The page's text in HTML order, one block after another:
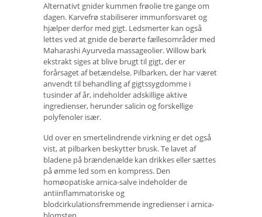
Alternativt gnider kummen frøolie tre gange om
dagen. Karvefrø stabiliserer immunforsvaret og
hjælper derfor med gigt. Ledsmerter kan også
lettes ved at gnide de berørte fællesområder med
Maharashi Ayurveda massageolier. Willow bark
ekstrakt siges at blive brugt til gigt, der er
forårsaget af betændelse. Pilbarken, der har været
anvendt til behandling af gigtssygdomme i
tusinder af år, indeholder adskillige aktive
ingredienser, herunder salicin og forskellige
polyfenoler især.
Ud over en smertelindrende virkning er det også
vist, at pilbarken beskytter brusk. Te lavet af
bladene på brændenælde kan drikkes eller sættes
på ømme led som en kompress. Den
homøopatiske arnica-salve indeholder de
antiinflammatoriske og
blodcirkulationsfremmende ingredienser i arnica-